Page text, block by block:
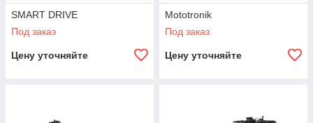
SMART DRIVE
Под заказ
Цену уточняйте
Mototronik
Под заказ
Цену уточняйте